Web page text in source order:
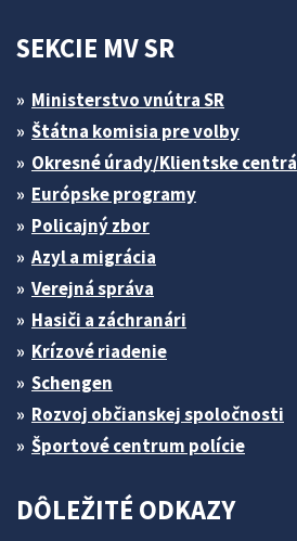
SEKCIE MV SR
Ministerstvo vnútra SR
Štátna komisia pre volby
Okresné úrady/Klientske centrá
Európske programy
Policajný zbor
Azyl a migrácia
Verejná správa
Hasiči a záchranári
Krízové riadenie
Schengen
Rozvoj občianskej spoločnosti
Športové centrum polície
DÔLEŽITÉ ODKAZY